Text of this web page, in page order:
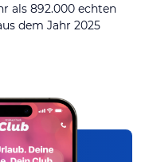
als 892.000 echten
dem Jahr 2025